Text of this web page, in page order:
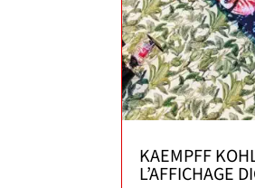
KAEMPFF
L’AFFICHAGE